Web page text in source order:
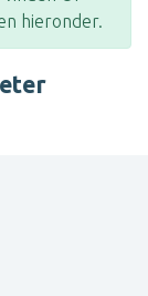
hieronder.